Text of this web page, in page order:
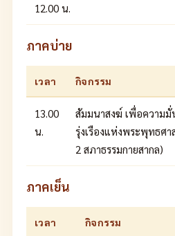
12.00 น.
ภาคบ่าย
เวลา กิจกรรม
13.00
น.
สัมมนาสงฆ์ เพื่อความมั่
รุ่งเรืองแห่งพระพุทธศ
2 สภาธรรมกายสากล)
ภาคเย็น
เวลา กิจกรรม